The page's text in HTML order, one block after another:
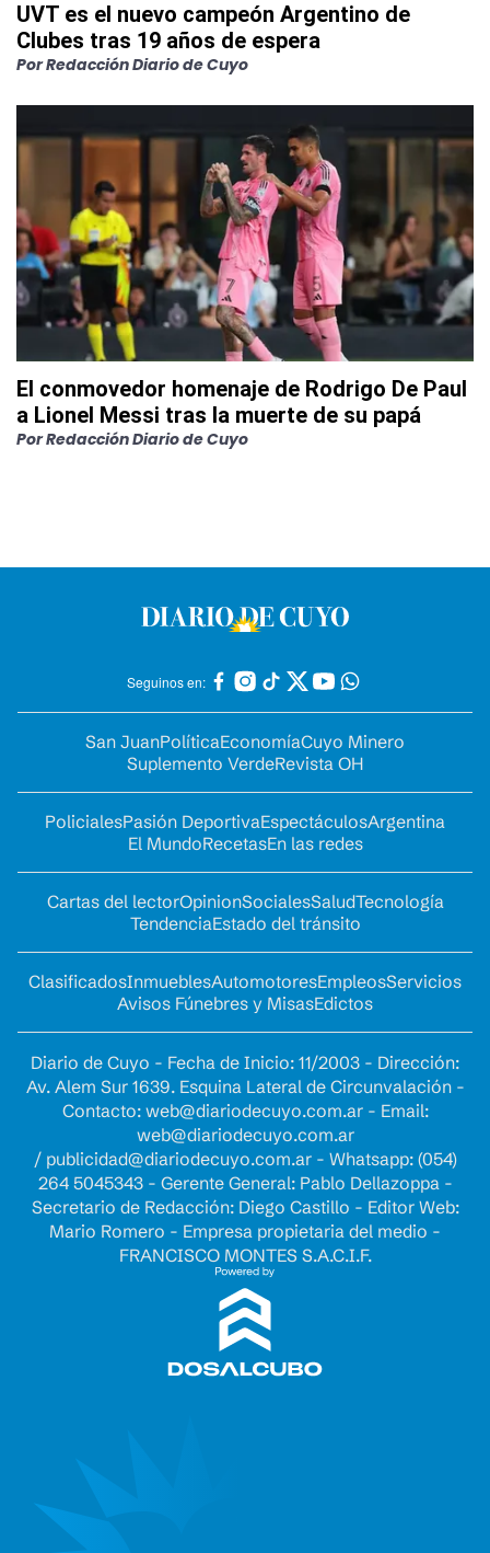
UVT es el nuevo campeón Argentino de
Clubes tras 19 años de espera
PorRedacción Diario de Cuyo
El conmovedor homenaje de Rodrigo De Paul
a Lionel Messi tras la muerte de su papá
PorRedacción Diario de Cuyo
Seguinos en:
San JuanPolíticaEconomíaCuyo Minero
Suplemento VerdeRevista OH
PolicialesPasión DeportivaEspectáculosArgentina
El MundoRecetasEn las redes
Cartas del lectorOpinionSocialesSaludTecnología
TendenciaEstado del tránsito
ClasificadosInmueblesAutomotoresEmpleosServicios
Avisos Fúnebres y MisasEdictos
Diario de Cuyo - Fecha de Inicio: 11/2003 - Dirección:
Av. Alem Sur 1639. Esquina Lateral de Circunvalación -
Contacto: web@diariodecuyo.com.ar- Email:
web@diariodecuyo.com.ar
/ publicidad@diariodecuyo.com.ar- Whatsapp: (054)
264 5045343 - Gerente General: Pablo Dellazoppa -
Secretario de Redacción: Diego Castillo - Editor Web:
Mario Romero - Empresa propietaria del medio -
FRANCISCO MONTES S.A.C.I.F.